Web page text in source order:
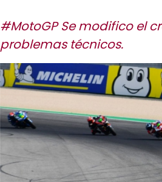
#MotoGP Se modifico el
problemas técnicos.